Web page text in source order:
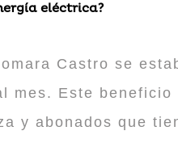
eléctrica?
Castro se
mes. Este
y abonados que